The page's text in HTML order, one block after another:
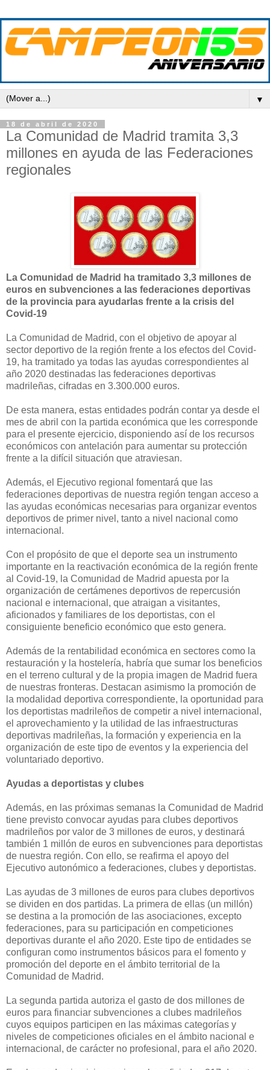
▼
18 de abril de 2020
La Comunidad de Madrid tramita 3,3
millones en ayuda de las Federaciones
regionales
La Comunidad de Madrid ha tramitado 3,3 millones de
euros en subvenciones a las federaciones deportivas
de la provincia para ayudarlas frente a la crisis del
Covid-19
La Comunidad de Madrid, con el objetivo de apoyar al
sector deportivo de la región frente a los efectos del Covid-
19, ha tramitado ya todas las ayudas correspondientes al
año 2020 destinadas las federaciones deportivas
madrileñas, cifradas en 3.300.000 euros.
De esta manera, estas entidades podrán contar ya desde el
mes de abril con la partida económica que les corresponde
para el presente ejercicio, disponiendo así de los recursos
económicos con antelación para aumentar su protección
frente a la difícil situación que atraviesan.
Además, el Ejecutivo regional fomentará que las
federaciones deportivas de nuestra región tengan acceso a
las ayudas económicas necesarias para organizar eventos
deportivos de primer nivel, tanto a nivel nacional como
internacional.
Con el propósito de que el deporte sea un instrumento
importante en la reactivación económica de la región frente
al Covid-19, la Comunidad de Madrid apuesta por la
organización de certámenes deportivos de repercusión
nacional e internacional, que atraigan a visitantes,
aficionados y familiares de los deportistas, con el
consiguiente beneficio económico que esto genera.
Además de la rentabilidad económica en sectores como la
restauración y la hostelería, habría que sumar los beneficios
en el terreno cultural y de la propia imagen de Madrid fuera
de nuestras fronteras. Destacan asimismo la promoción de
la modalidad deportiva correspondiente, la oportunidad para
los deportistas madrileños de competir a nivel internacional,
el aprovechamiento y la utilidad de las infraestructuras
deportivas madrileñas, la formación y experiencia en la
organización de este tipo de eventos y la experiencia del
voluntariado deportivo.
Ayudas a deportistas y clubes
Además, en las próximas semanas la Comunidad de Madrid
tiene previsto convocar ayudas para clubes deportivos
madrileños por valor de 3 millones de euros, y destinará
también 1 millón de euros en subvenciones para deportistas
de nuestra región. Con ello, se reafirma el apoyo del
Ejecutivo autonómico a federaciones, clubes y deportistas.
Las ayudas de 3 millones de euros para clubes deportivos
se dividen en dos partidas. La primera de ellas (un millón)
se destina a la promoción de las asociaciones, excepto
federaciones, para su participación en competiciones
deportivas durante el año 2020. Este tipo de entidades se
configuran como instrumentos básicos para el fomento y
promoción del deporte en el ámbito territorial de la
Comunidad de Madrid.
La segunda partida autoriza el gasto de dos millones de
euros para financiar subvenciones a clubes madrileños
cuyos equipos participen en las máximas categorías y
niveles de competiciones oficiales en el ámbito nacional e
internacional, de carácter no profesional, para el año 2020.